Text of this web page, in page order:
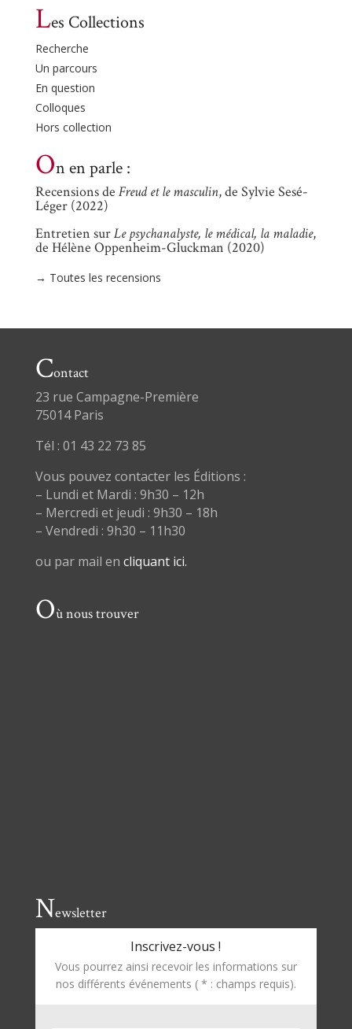
Les Collections
Recherche
Un parcours
En question
Colloques
Hors collection
On en parle :
Recensions de Freud et le masculin, de Sylvie Sesé-
Léger (2022)
Entretien surLe psychanalyste, le médical, la maladie,
de Hélène Oppenheim-Gluckman (2020)
→ Toutes les recensions
Contact
23 rue Campagne-Première
75014 Paris
Tél : 01 43 22 73 85
Vous pouvez contacter les Éditions :
– Lundi et Mardi : 9h30 – 12h
– Mercredi et jeudi : 9h30 – 18h
– Vendredi : 9h30 – 11h30
ou par mail en cliquant ici.
Où nous trouver
Newsletter
Inscrivez-vous !
Vous pourrez ainsi recevoir les informations sur
nos différents événements ( * : champs requis).